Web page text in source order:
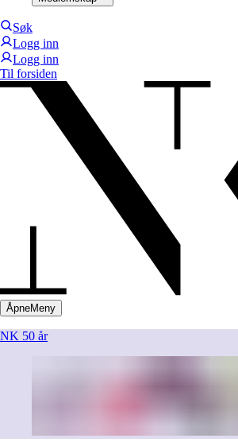
Søk
Logg inn
Logg inn
Til forsiden
ÅpneMeny
NK 50 år